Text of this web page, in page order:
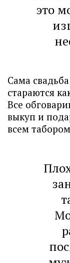
это
Сама
стараются
Все
выкуп и
всем